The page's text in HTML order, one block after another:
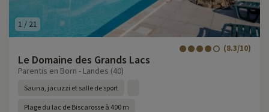
1 / 21
Le Domaine des Grands Lacs
(8.3/10)
Parentis en Born - Landes (40)
Sauna, jacuzzi et salle de sport
Plage du lac de Biscarosse à 400 m